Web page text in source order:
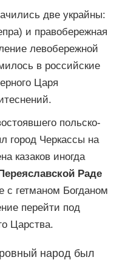
две украйны:
и правобережная
левобережной
в российские
Царя
польско-
город Черкассы на
казаков иногда
Раде
с гетманом Богданом
перейти под
Царства.
народ был